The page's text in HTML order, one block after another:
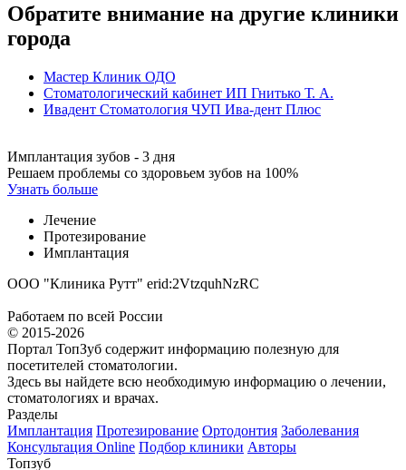
Обратите внимание на другие клиники
города
Мастер Клиник ОДО
Стоматологический кабинет ИП Гнитько Т. А.
Ивадент Стоматология ЧУП Ива-дент Плюс
Имплантация зубов - 3 дня
Решаем проблемы со здоровьем зубов на 100%
Узнать больше
Лечение
Протезирование
Имплантация
ООО "Клиника Рутт" erid:2VtzquhNzRC
Работаем по всей России
© 2015-2026
Портал ТопЗуб содержит информацию полезную для
посетителей стоматологии.
Здесь вы найдете всю необходимую информацию о лечении,
стоматологиях и врачах.
Разделы
Имплантация Протезирование Ортодонтия Заболевания
Консультация Online Подбор клиники Авторы
Топзуб